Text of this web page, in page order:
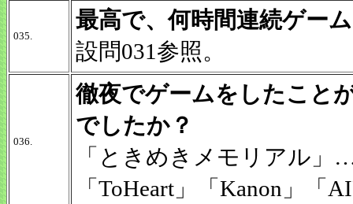
035.
最高で、何時間連続ゲー
設問031参照。
036.
徹夜でゲームをしたこと
でしたか？
「ときめきメモリアル
「ToHeart」「Kanon」